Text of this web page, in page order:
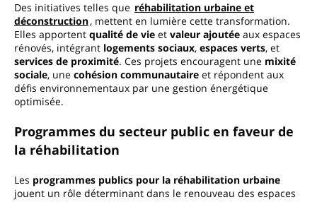
Des initiatives telles que réhabilitation urbaine et
déconstruction, mettent en lumière cette transformation.
Elles apportent qualité de vie et valeur ajoutée aux espaces
rénovés, intégrant logements sociaux, espaces verts, et
services de proximité. Ces projets encouragent une mixité
sociale, une cohésion communautaire et répondent aux
défis environnementaux par une gestion énergétique
optimisée.
Programmes du secteur public en faveur de
la réhabilitation
Les programmes publics pour la réhabilitation urbaine
jouent un rôle déterminant dans le renouveau des espaces